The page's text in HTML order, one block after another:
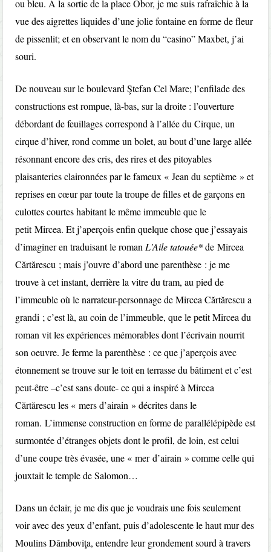
ou bleu. A la sortie de la place Obor, je me suis rafraîchie à la
vue des aigrettes liquides d’une jolie fontaine en forme de fleur
de pissenlit; et en observant le nom du “casino” Maxbet, j’ai
souri.
De nouveau sur le boulevard Ştefan Cel Mare; l’enfilade des
constructions est rompue, là-bas, sur la droite : l’ouverture
débordant de feuillages correspond à l’allée du Cirque, un
cirque d’hiver, rond comme un bolet, au bout d’une large allée
résonnant encore des cris, des rires et des pitoyables
plaisanteries claironnées par le fameux « Jean du septième » et
reprises en cœur par toute la troupe de filles et de garçons en
culottes courtes habitant le même immeuble que le
petit Mircea. Et j’aperçois enfin quelque chose que j’essayais
d’imaginer en traduisant le roman L’Aile tatouée*de Mircea
Cărtărescu ; mais j’ouvre d’abord une parenthèse : je me
trouve à cet instant, derrière la vitre du tram, au pied de
l’immeuble où le narrateur-personnage de Mircea Cărtărescu a
grandi ; c’est là, au coin de l’immeuble, que le petit Mircea du
roman vit les expériences mémorables dont l’écrivain nourrit
son oeuvre. Je ferme la parenthèse : ce que j’aperçois avec
étonnement se trouve sur le toit en terrasse du bâtiment et c’est
peut-être –c’est sans doute- ce qui a inspiré à Mircea
Cărtărescu les « mers d’airain » décrites dans le
roman. L’immense construction en forme de parallélépipède est
surmontée d’étranges objets dont le profil, de loin, est celui
d’une coupe très évasée, une « mer d’airain » comme celle qui
jouxtait le temple de Salomon…
Dans un éclair, je me dis que je voudrais une fois seulement
voir avec des yeux d’enfant, puis d’adolescente le haut mur des
Moulins Dâmboviţa, entendre leur grondement sourd à travers